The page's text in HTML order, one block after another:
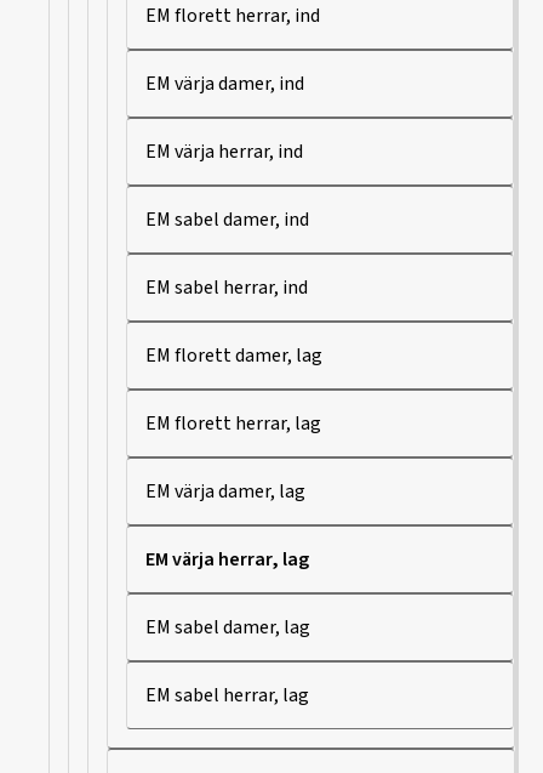
EM florett herrar, ind
EM värja damer, ind
EM värja herrar, ind
EM sabel damer, ind
EM sabel herrar, ind
EM florett damer, lag
EM florett herrar, lag
EM värja damer, lag
EM värja herrar, lag
EM sabel damer, lag
EM sabel herrar, lag